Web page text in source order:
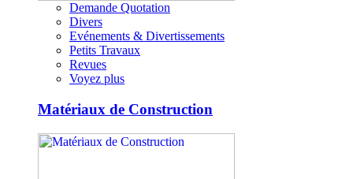
Demande Quotation
Divers
Evénements & Divertissements
Petits Travaux
Revues
Voyez plus
Matériaux de Construction